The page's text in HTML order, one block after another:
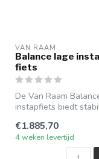
VAN RAAM
Balance lage
fiets
De Van Raam
instapfiets biedt
€1.885,70
4 weken levertijd